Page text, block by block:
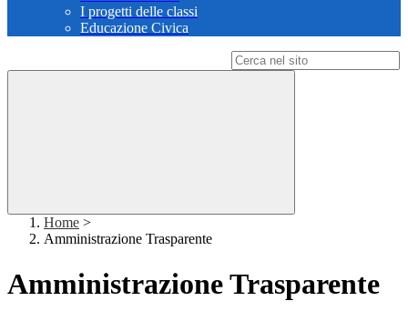
I progetti delle classi
Educazione Civica
Home >
Amministrazione Trasparente
Amministrazione Trasparente